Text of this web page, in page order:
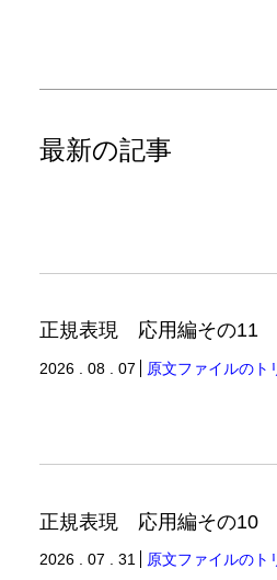
最新の記事
正規表現 応用編その11
2026 . 08 . 07 原文ファイルのト
正規表現 応用編その10
2026 . 07 . 31 原文ファイルのト